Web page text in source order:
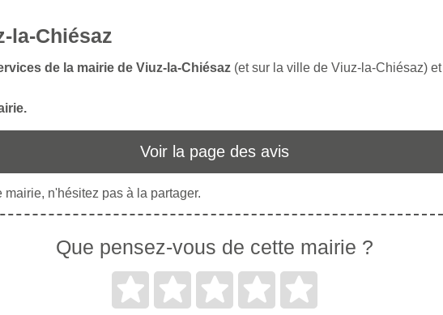
la-Chiésaz
de la mairie de Viuz-la-Chiésaz (et sur la ville de Viuz-la-Chiésaz) et
Voir la page des avis
n'hésitez pas à la partager.
Que pensez-vous de cette mairie ?